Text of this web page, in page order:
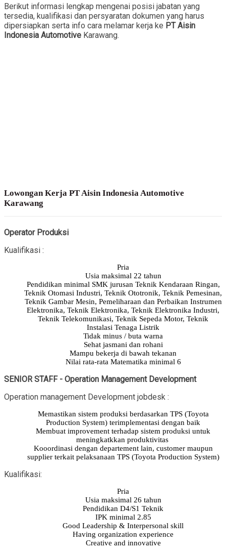
Berikut informasi lengkap mengenai posisi jabatan yang
tersedia, kualifikasi dan persyaratan dokumen yang harus
dipersiapkan serta info cara melamar kerja ke PT Aisin
Indonesia Automotive Karawang.
Lowongan Kerja PT Aisin Indonesia Automotive
Karawang
Operator Produksi
Kualifikasi :
Pria
Usia maksimal 22 tahun
Pendidikan minimal SMK jurusan Teknik Kendaraan Ringan,
Teknik Otomasi Industri, Teknik Ototronik, Teknik Pemesinan,
Teknik Gambar Mesin, Pemeliharaan dan Perbaikan Instrumen
Elektronika, Teknik Elektronika, Teknik Elektronika Industri,
Teknik Telekomunikasi, Teknik Sepeda Motor, Teknik
Instalasi Tenaga Listrik
Tidak minus / buta warna
Sehat jasmani dan rohani
Mampu bekerja di bawah tekanan
Nilai rata-rata Matematika minimal 6
SENIOR STAFF - Operation Management Development
Operation management Development jobdesk :
Memastikan sistem produksi berdasarkan TPS (Toyota
Production System) terimplementasi dengan baik
Membuat improvement terhadap sistem produksi untuk
meningkatkkan produktivitas
Kooordinasi dengan departement lain, customer maupun
supplier terkait pelaksanaan TPS (Toyota Production System)
Kualifikasi:
Pria
Usia maksimal 26 tahun
Pendidikan D4/S1 Teknik
IPK minimal 2.85
Good Leadership & Interpersonal skill
Having organization experience
Creative and innovative